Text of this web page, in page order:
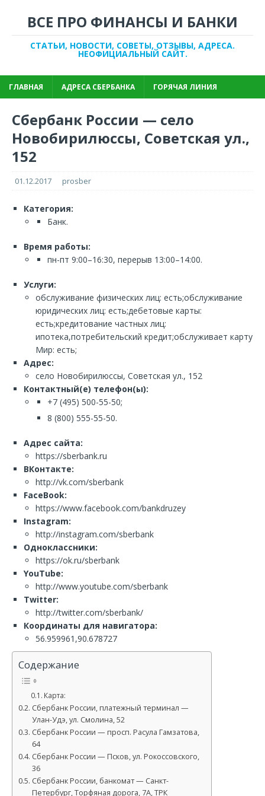
ВСЕ ПРО ФИНАНСЫ И БАНКИ
СТАТЬИ, НОВОСТИ, СОВЕТЫ, ОТЗЫВЫ, АДРЕСА.
НЕОФИЦИАЛЬНЫЙ САЙТ.
ГЛАВНАЯ АДРЕСА СБЕРБАНКА ГОРЯЧАЯ ЛИНИЯ
Сбербанк России — село
Новобирилюссы, Советская ул.,
152
01.12.2017 prosber
Категория:
Банк.
Время работы:
пн-пт 9:00–16:30, перерыв 13:00–14:00.
Услуги:
обслуживание физических лиц: есть;обслуживание
юридических лиц: есть;дебетовые карты:
есть;кредитование частных лиц:
ипотека,потребительский кредит;обслуживает карту
Мир: есть;
Адрес:
село Новобирилюссы, Советская ул., 152
Контактный(е) телефон(ы):
+7 (495) 500-55-50;
8 (800) 555-55-50.
Адрес сайта:
https://sberbank.ru
ВКонтакте:
http://vk.com/sberbank
FaceBook:
https://www.facebook.com/bankdruzey
Instagram:
http://instagram.com/sberbank
Одноклассники:
https://ok.ru/sberbank
YouTube:
http://www.youtube.com/sberbank
Twitter:
http://twitter.com/sberbank/
Координаты для навигатора:
56.959961,90.678727
Содержание
Карта:
Сбербанк России, платежный терминал —
Улан-Удэ, ул. Смолина, 52
Сбербанк России — просп. Расула Гамзатова,
64
Сбербанк России — Псков, ул. Рокоссовского,
36
Сбербанк России, банкомат — Санкт-
Петербург, Торфяная дорога, 7А, ТРК